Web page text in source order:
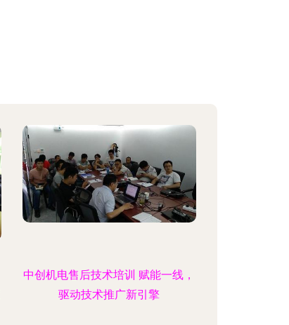
中创机电售后技术培训 赋能一线，
驱动技术推广新引擎